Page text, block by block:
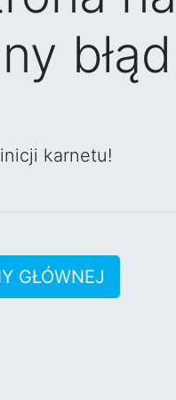
karnetu!
GŁÓWNEJ